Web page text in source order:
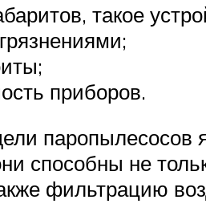
такое
приборов.
паропылесосов
способны не
фильтрацию